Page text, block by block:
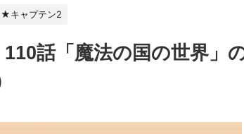
★キャプテン2
話「魔法の国の世界」